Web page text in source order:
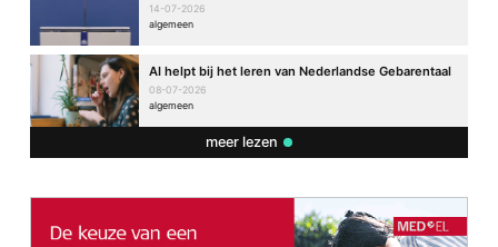
14-07-2026
algemeen
AI helpt bij het leren van Nederlandse Gebarentaal
08-07-2026
algemeen
meer lezen